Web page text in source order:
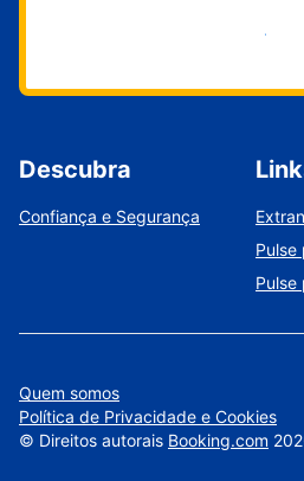
Comece agora
Descubra
Confiança e Segurança
Pulse
Pulse
Quem somos
Política de Privacidade e Cookies
© Direitos autorais Booking.com